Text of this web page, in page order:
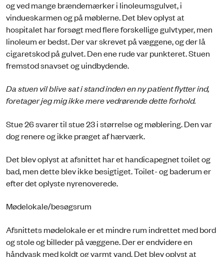
og ved mange brændemærker i linoleumsgulvet, i
vindueskarmen og på møblerne. Det blev oplyst at
hospitalet har forsøgt med flere forskellige gulvtyper, men
linoleum er bedst. Der var skrevet på væggene, og der lå
cigaretskod på gulvet. Den ene rude var punkteret. Stuen
fremstod snavset og uindbydende.
Da stuen vil blive sat i stand inden en ny patient flytter ind,
foretager jeg mig ikke mere vedrørende dette forhold.
Stue 26 svarer til stue 23 i størrelse og møblering. Den var
dog renere og ikke præget af hærværk.
Det blev oplyst at afsnittet har et handicapegnet toilet og
bad, men dette blev ikke besigtiget. Toilet- og baderum er
efter det oplyste nyrenoverede.
Mødelokale/besøgsrum
Afsnittets mødelokale er et mindre rum indrettet med bord
og stole og billeder på væggene. Der er endvidere en
håndvask med koldt og varmt vand. Det blev oplyst at